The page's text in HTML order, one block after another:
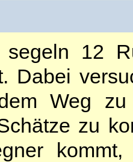
segeln 12
Dabei
Weg
zu